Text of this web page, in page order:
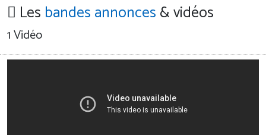
Les bandes annonces& vidéos
1 Vidéo